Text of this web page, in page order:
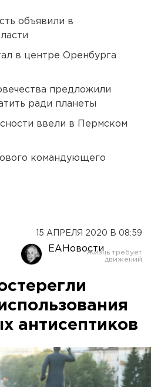
объявили в
в центре Оренбурга
предложили
ради планеты
ввели в Пермском
командующего
15 АПРЕЛЯ 2020 В 08:59
ЕАНовости
антисептиков